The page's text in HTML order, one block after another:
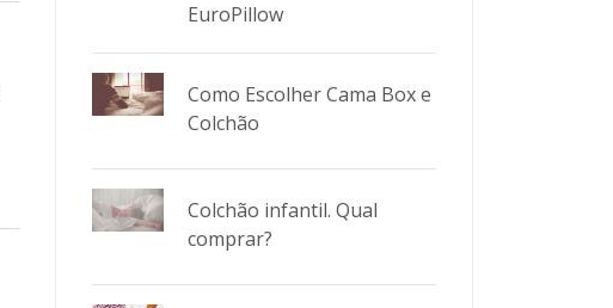
EuroPillow
Como Escolher Cama Box e
Colchão
Colchão infantil. Qual
comprar?